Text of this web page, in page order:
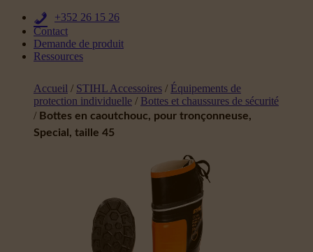
+352 26 15 26
Contact
Demande de produit
Ressources
Accueil / STIHL Accessoires / Équipements de
protection individuelle / Bottes et chaussures de sécurité
/ Bottes en caoutchouc, pour tronçonneuse,
Special, taille 45